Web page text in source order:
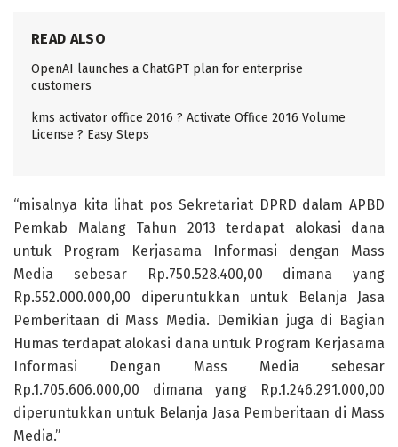
READ ALSO
OpenAI launches a ChatGPT plan for enterprise
customers
kms activator office 2016 ? Activate Office 2016 Volume
License ? Easy Steps
“misalnya kita lihat pos Sekretariat DPRD dalam APBD
Pemkab Malang Tahun 2013 terdapat alokasi dana
untuk Program Kerjasama Informasi dengan Mass
Media sebesar Rp.750.528.400,00 dimana yang
Rp.552.000.000,00 diperuntukkan untuk Belanja Jasa
Pemberitaan di Mass Media. Demikian juga di Bagian
Humas terdapat alokasi dana untuk Program Kerjasama
Informasi Dengan Mass Media sebesar
Rp.1.705.606.000,00 dimana yang Rp.1.246.291.000,00
diperuntukkan untuk Belanja Jasa Pemberitaan di Mass
Media.”